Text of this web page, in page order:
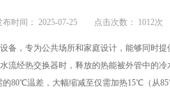
布时间： 2025-07-25 点击次数： 1012次
备，专为公共场所和家庭设计，能够同时
流经热交换器时，释放的热能被外管中的
80℃温差，大幅缩减至仅需加热15℃（从